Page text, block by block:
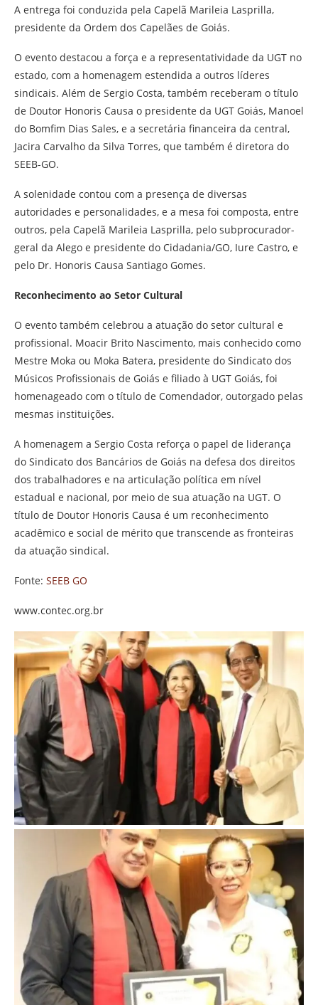
A entrega foi conduzida pela Capelã Marileia Lasprilla,
presidente da Ordem dos Capelães de Goiás.
O evento destacou a força e a representatividade da UGT no
estado, com a homenagem estendida a outros líderes
sindicais. Além de Sergio Costa, também receberam o título
de Doutor Honoris Causa o presidente da UGT Goiás, Manoel
do Bomfim Dias Sales, e a secretária financeira da central,
Jacira Carvalho da Silva Torres, que também é diretora do
SEEB-GO.
A solenidade contou com a presença de diversas
autoridades e personalidades, e a mesa foi composta, entre
outros, pela Capelã Marileia Lasprilla, pelo subprocurador-
geral da Alego e presidente do Cidadania/GO, Iure Castro, e
pelo Dr. Honoris Causa Santiago Gomes.
Reconhecimento ao Setor Cultural
O evento também celebrou a atuação do setor cultural e
profissional. Moacir Brito Nascimento, mais conhecido como
Mestre Moka ou Moka Batera, presidente do Sindicato dos
Músicos Profissionais de Goiás e filiado à UGT Goiás, foi
homenageado com o título de Comendador, outorgado pelas
mesmas instituições.
A homenagem a Sergio Costa reforça o papel de liderança
do Sindicato dos Bancários de Goiás na defesa dos direitos
dos trabalhadores e na articulação política em nível
estadual e nacional, por meio de sua atuação na UGT. O
título de Doutor Honoris Causa é um reconhecimento
acadêmico e social de mérito que transcende as fronteiras
da atuação sindical.
Fonte: SEEB GO
www.contec.org.br